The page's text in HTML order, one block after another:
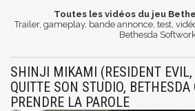
Toutes les vidéos du jeu
Trailer, gameplay, bande annonce, test,
Bethesda
SHINJI MIKAMI (RESIDENT
QUITTE SON STUDIO, BETHESDA
PRENDRE LA PAROLE